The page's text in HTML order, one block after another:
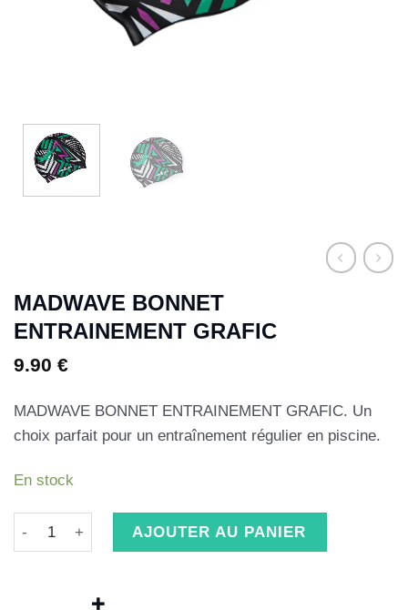
MADWAVE BONNET
ENTRAINEMENT GRAFIC
9.90 €
MADWAVE BONNET ENTRAINEMENT GRAFIC. Un
choix parfait pour un entraînement régulier en piscine.
En stock
quantité de MADWAVE BONNET ENTRAINEMENT GRAFIC
AJOUTER AU PANIER